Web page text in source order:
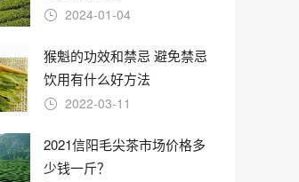
2024-01-04
猴魁的功效和禁忌 避免禁忌
饮用有什么好方法
2022-03-11
2021信阳毛尖茶市场价格多
少钱一斤？